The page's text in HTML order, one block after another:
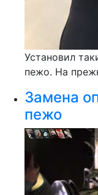
Установил
пежо. На
Замена
пежо